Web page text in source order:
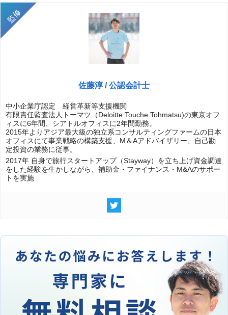
佐藤淳 / 公認会計士
中小企業庁認定 経営革新等支援機関
有限責任監査法人トーマツ（Deloitte Touche Tohmatsu)の東京オフ
ィスに6年間、シアトルオフィスに2年間勤務。
2015年よりアジア最大級の独立系コンサルティングファームの日本
オフィスにて事業戦略の構築支援、M＆Aアドバイザリー、自己勘
定投資の業務に従事。
2017年 自身で旅行スタートアップ（Stayway）を立ち上げ資金調達
をした経験を生かしながら、補助金・ファイナンス・M&Aのサポー
トを実施